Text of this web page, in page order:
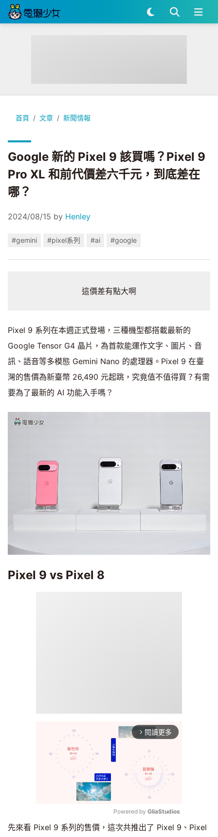
首頁 文章 新聞情報
Google 新的 Pixel 9 該買嗎？Pixel 9 Pro XL 和前代價差六千
Google 新的 Pixel 9 該買嗎？Pixel 9
Pro XL 和前代價差六千元，到底差在
哪？
2024/08/15 by Henley
#gemini #pixel系列 #ai #google
這價差有點大啊
Pixel 9 系列在本週正式登場，三種機型都搭載最新的
Google Tensor G4 晶片，為首款能運作文字、圖片、音
訊、語音等多模態 Gemini Nano 的處理器。Pixel 9 在臺
灣的售價為新臺幣 26,490 元起跳，究竟值不值得買？有需
要為了最新的 AI 功能入手嗎？
Pixel 9 vs Pixel 8
arrow_forward_ios 閱讀更多
Mute
Powered by GliaStudios
先來看 Pixel 9 系列的售價，這次共推出了 Pixel 9、Pixel